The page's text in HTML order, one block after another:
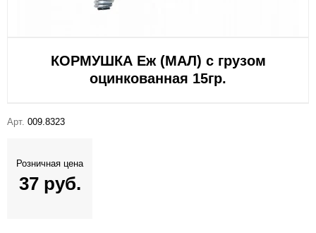
КОРМУШКА Еж (МАЛ) с грузом
оцинкованная 15гр.
Арт. 009.8323
Розничная цена
37 руб.